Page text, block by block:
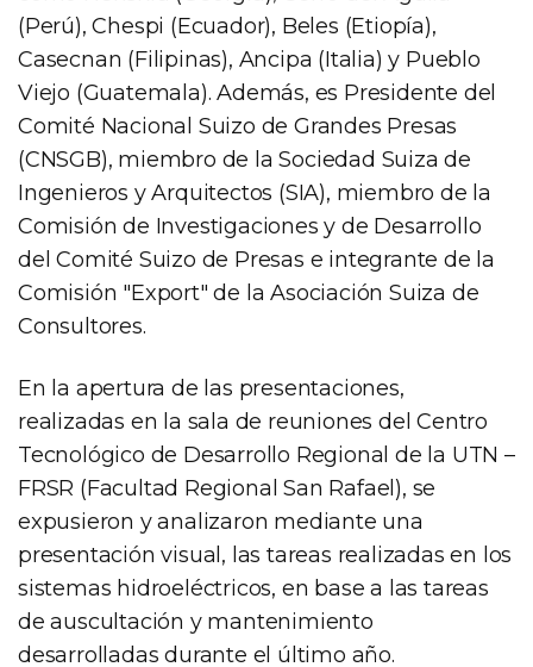
(Perú), Chespi (Ecuador), Beles (Etiopía),
Casecnan (Filipinas), Ancipa (Italia) y Pueblo
Viejo (Guatemala). Además, es Presidente del
Comité Nacional Suizo de Grandes Presas
(CNSGB), miembro de la Sociedad Suiza de
Ingenieros y Arquitectos (SIA), miembro de la
Comisión de Investigaciones y de Desarrollo
del Comité Suizo de Presas e integrante de la
Comisión "Export" de la Asociación Suiza de
Consultores.
En la apertura de las presentaciones,
realizadas en la sala de reuniones del Centro
Tecnológico de Desarrollo Regional de la UTN –
FRSR (Facultad Regional San Rafael), se
expusieron y analizaron mediante una
presentación visual, las tareas realizadas en los
sistemas hidroeléctricos, en base a las tareas
de auscultación y mantenimiento
desarrolladas durante el último año.